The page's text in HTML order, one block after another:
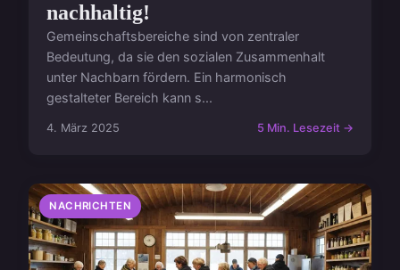
nachhaltig!
Gemeinschaftsbereiche sind von zentraler
Bedeutung, da sie den sozialen Zusammenhalt
unter Nachbarn fördern. Ein harmonisch
gestalteter Bereich kann s...
4. März 2025 5 Min. Lesezeit →
NACHRICHTEN